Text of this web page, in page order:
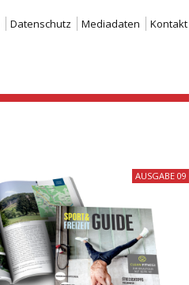
Datenschutz Mediadaten Kontakt
AUSGABE 09